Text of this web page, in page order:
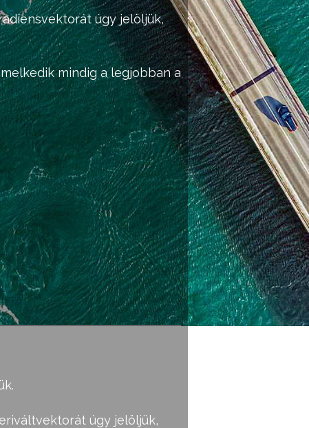
úgy jelöljük,
mindig a legjobban a
úgy jelöljük,